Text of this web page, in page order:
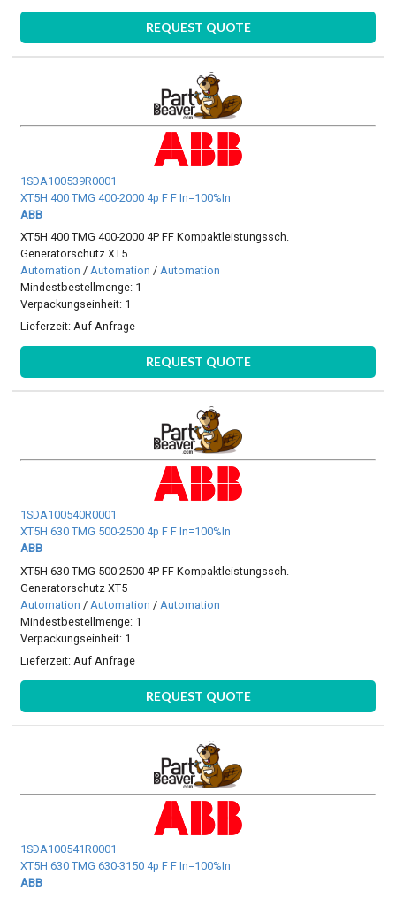
REQUEST QUOTE
1SDA100539R0001
XT5H 400 TMG 400-2000 4p F F In=100%In
ABB
XT5H 400 TMG 400-2000 4P FF Kompaktleistungssch.
Generatorschutz XT5
Automation / Automation / Automation
Mindestbestellmenge: 1
Verpackungseinheit: 1
Lieferzeit:Auf Anfrage
REQUEST QUOTE
1SDA100540R0001
XT5H 630 TMG 500-2500 4p F F In=100%In
ABB
XT5H 630 TMG 500-2500 4P FF Kompaktleistungssch.
Generatorschutz XT5
Automation / Automation / Automation
Mindestbestellmenge: 1
Verpackungseinheit: 1
Lieferzeit:Auf Anfrage
REQUEST QUOTE
1SDA100541R0001
XT5H 630 TMG 630-3150 4p F F In=100%In
ABB